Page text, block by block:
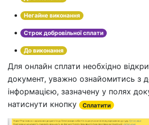
Негайне виконання
Строк добровільної сплати
До виконання
Для онлайн сплати необхідно
документ, уважно ознайомитись з
інформацією, зазначену у полях
натиснути кнопку
Cплатити